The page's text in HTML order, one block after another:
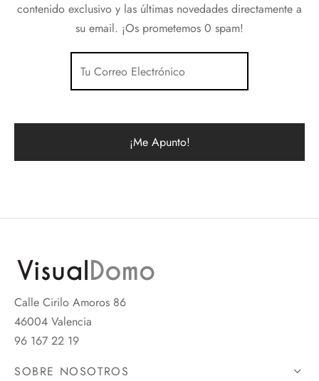
contenido exclusivo y las últimas novedades directamente a
su email. ¡Os prometemos 0 spam!
Calle Cirilo Amoros 86
46004 Valencia
96 167 22 19
SOBRE NOSOTROS